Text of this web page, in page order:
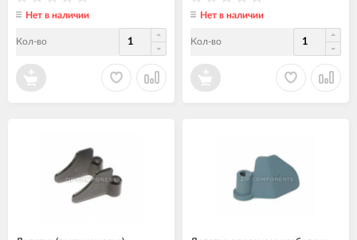
Нет в наличии
Кол-во
Нет в наличии
Кол-во